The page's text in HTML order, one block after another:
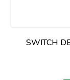
SWITCH